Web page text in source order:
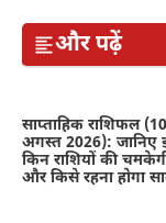
और पढ़ें
साप्ताहिक राशिफल
अगस्त 2026): जानिए
किन राशियों की
और किसे रहना होगा